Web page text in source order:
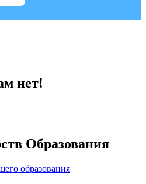
нет!
Образования
образования